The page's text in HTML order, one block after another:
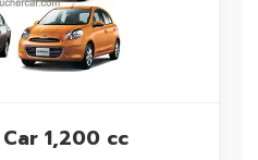
Car 1,200 cc